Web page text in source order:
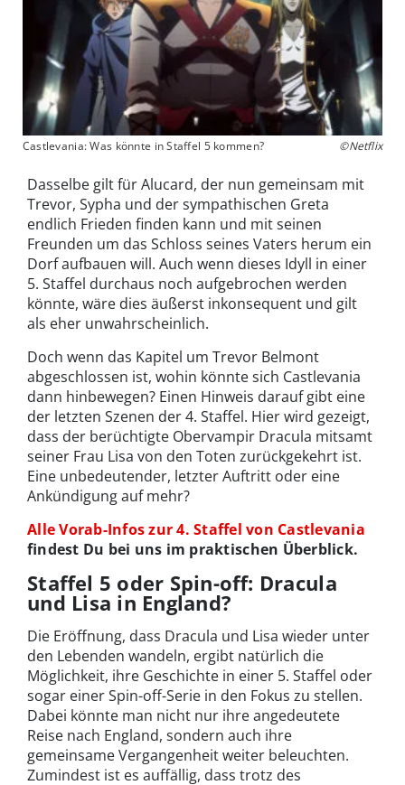
Castlevania: Was könnte in Staffel 5 kommen? ©Netflix
Dasselbe gilt für Alucard, der nun gemeinsam mit
Trevor, Sypha und der sympathischen Greta
endlich Frieden finden kann und mit seinen
Freunden um das Schloss seines Vaters herum ein
Dorf aufbauen will. Auch wenn dieses Idyll in einer
5. Staffel durchaus noch aufgebrochen werden
könnte, wäre dies äußerst inkonsequent und gilt
als eher unwahrscheinlich.
Doch wenn das Kapitel um Trevor Belmont
abgeschlossen ist, wohin könnte sich Castlevania
dann hinbewegen? Einen Hinweis darauf gibt eine
der letzten Szenen der 4. Staffel. Hier wird gezeigt,
dass der berüchtigte Obervampir Dracula mitsamt
seiner Frau Lisa von den Toten zurückgekehrt ist.
Eine unbedeutender, letzter Auftritt oder eine
Ankündigung auf mehr?
Alle Vorab-Infos zur 4. Staffel von Castlevania
findest Du bei uns im praktischen Überblick.
Staffel 5 oder Spin-off: Dracula
und Lisa in England?
Die Eröffnung, dass Dracula und Lisa wieder unter
den Lebenden wandeln, ergibt natürlich die
Möglichkeit, ihre Geschichte in einer 5. Staffel oder
sogar einer Spin-off-Serie in den Fokus zu stellen.
Dabei könnte man nicht nur ihre angedeutete
Reise nach England, sondern auch ihre
gemeinsame Vergangenheit weiter beleuchten.
Zumindest ist es auffällig, dass trotz des